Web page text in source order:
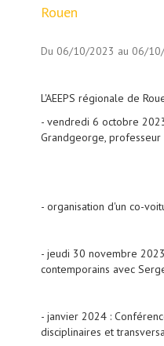
Rouen
Du 06/10/2023 au 06/
L'AEEPS régionale de
- vendredi 6 octobre
Grandgeorge,
- organisation d'un co-
- jeudi 30 novembre
contemporains avec
- janvier 2024 :
disciplinaires et